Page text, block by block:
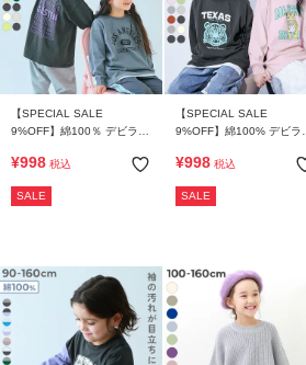
【SPECIAL SALE
9%OFF】綿100％ デビラボ
リブ 長袖Tシャツ
¥998 税込
SALE
【SPECIAL SALE
9%OFF】綿100% デビラボ
リブ 長袖Tシャツ
¥998 税込
SALE